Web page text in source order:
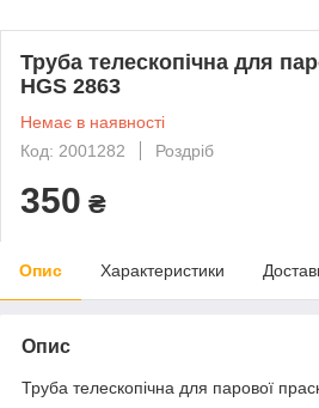
Труба телескопічна для
HGS 2863
Немає в наявності
Код: 2001282
Роздріб
350 ₴
Опис Характеристики
Опис
Труба телескопічна для парової